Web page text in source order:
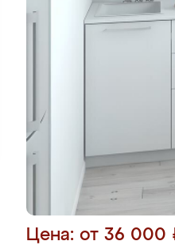
Цена: от 36 000